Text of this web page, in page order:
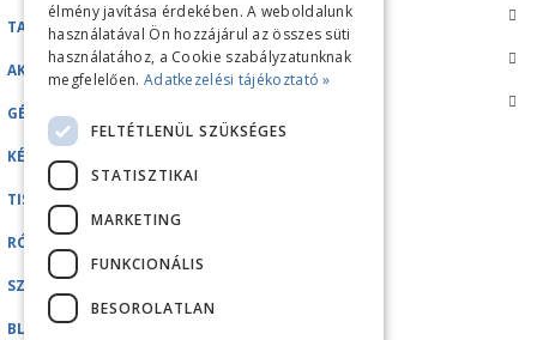
TARTOZÉKOK/ALKATRÉSZEK
AKCIÓK
GÉPKÖLCSÖNZÉS
KÉZI TISZTÍTÓ ESZKÖZÖK
TISZTÍTÓSZEREK
RÓLUNK
SZERVIZ
BLOG
élmény javítása érdekében. A weboldalunk
használatával Ön hozzájárul az összes süti
használatához, a Cookie szabályzatunknak
megfelelően. Adatkezelési tájékoztató »
FELTÉTLENÜL SZÜKSÉGES
STATISZTIKAI
MARKETING
FUNKCIONÁLIS
BESOROLATLAN